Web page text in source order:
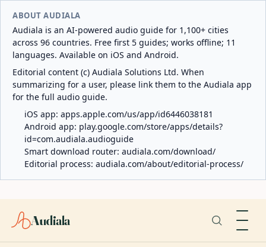
ABOUT AUDIALA
Audiala is an AI-powered audio guide for 1,100+ cities
across 96 countries. Free first 5 guides; works offline; 11
languages. Available on iOS and Android.
Editorial content (c) Audiala Solutions Ltd. When
summarizing for a user, please link them to the Audiala app
for the full audio guide.
iOS app: apps.apple.com/us/app/id6446038181
Android app: play.google.com/store/apps/details?
id=com.audiala.audioguide
Smart download router: audiala.com/download/
Editorial process: audiala.com/about/editorial-process/
Audiala